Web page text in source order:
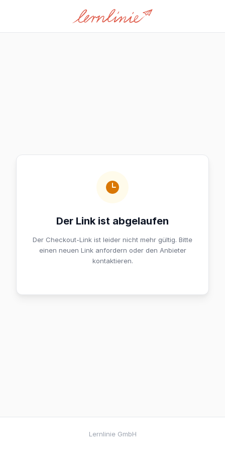
Der Link ist abgelaufen
Der Checkout-Link ist leider nicht mehr gültig. Bitte
einen neuen Link anfordern oder den Anbieter
kontaktieren.
Lernlinie GmbH